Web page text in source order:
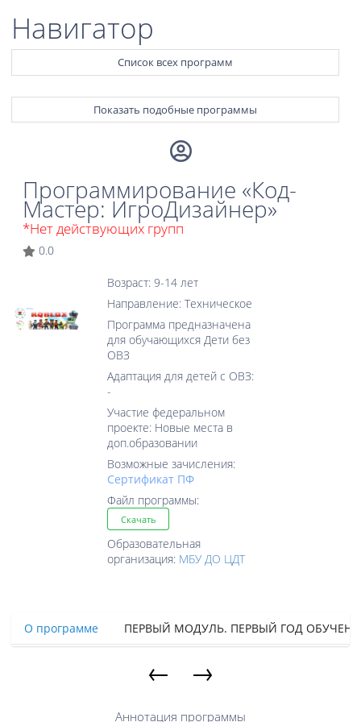
Навигатор
Список всех программ
Показать подобные программы
Программирование «Код-
Мастер: ИгроДизайнер»
*Нет действующих групп
0.0
Возраст: 9-14 лет
Направление: Техническое
Программа предназначена
для обучающихся Дети без
ОВЗ
Адаптация для детей с ОВЗ:
-
Участие федеральном
проекте: Новые места в
доп.образовании
Возможные зачисления:
Cертификат ПФ
Файл программы:
Скачать
Образовательная
организация: МБУ ДО ЦДТ
О программе ПЕРВЫЙ МОДУЛЬ. ПЕРВЫЙ ГОД
← →
Аннотация программы